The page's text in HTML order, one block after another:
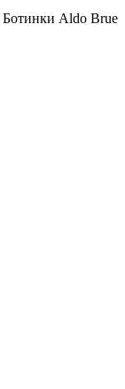
Ботинки Aldo Brue